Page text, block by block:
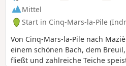
durchqueren dann einen kleinen
bevor Sie Ihren Spaziergang
des Cher beenden. All das in
einer Stunde!
Mittel
Start in Cinq-Mars-la-Pile
Von Cinq-Mars-la-Pile nach
einem schönen Bach, dem
fließt und zahlreiche Teiche